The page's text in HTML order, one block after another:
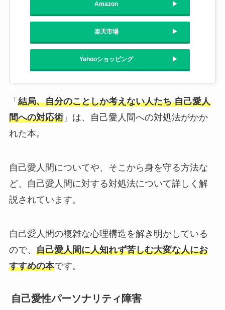
Amazon
楽天市場
Yahooショッピング
「 結局、自分のことしか考えない人たち 自己愛人
間への対応術」は、自己愛人間への対処法がかか
れた本。
自己愛人間についてや、そこから身を守る方法な
ど、自己愛人間に対する対処法について詳しく解
説されています。
自己愛人間の複雑な心理構造を解き明かしている
ので、 自己愛人間に人知れず苦しむ大変な人にお
すすめの本です。
自己愛性パーソナリティ障害